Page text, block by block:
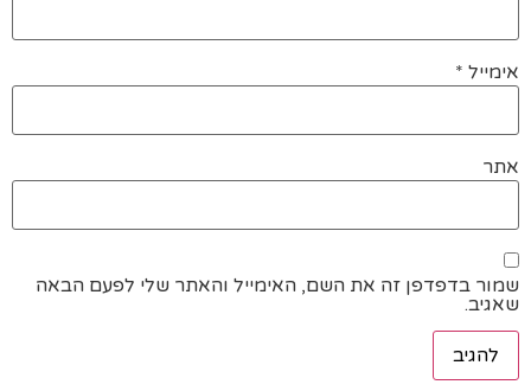
אימייל *
אתר
שמור בדפדפן זה את השם, האימייל והאתר שלי לפעם הבאה
שאגיב.